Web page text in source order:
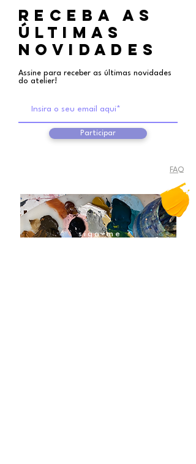
RECEBA aS
ÚLTIMAS
NOVIDADES
Assine para receber as últimas novidades
do atelier!
Participar
FAQ
siga-me